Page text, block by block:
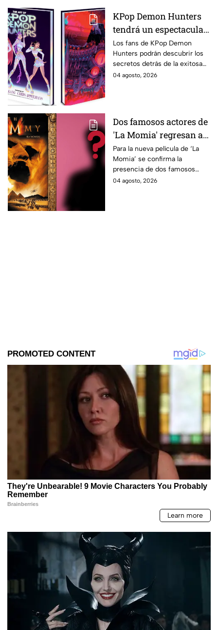
KPop Demon Hunters
tendrá un espectacular
libro de arte con más de
500 ilustraciones
inéditas: ¿se venderá
en México?
Los fans de KPop Demon
Hunters podrán descubrir los
secretos detrás de la exitosa
película gracias a un nuevo
04 agosto, 2026
Dos famosos actores de
'La Momia' regresan a
la nueva película;
descubre de quiénes se
tratan
Para la nueva película de ‘La
Momia’ se confirma la
presencia de dos famosos
actores, ya se dio a conocer
04 agosto, 2026